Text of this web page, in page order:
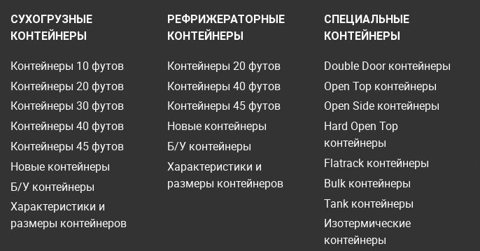
СУХОГРУЗНЫЕ
КОНТЕЙНЕРЫ
Контейнеры 10 футов
Контейнеры 20 футов
Контейнеры 30 футов
Контейнеры 40 футов
Контейнеры 45 футов
Новые контейнеры
Б/У контейнеры
Характеристики и
размеры контейнеров
РЕФРИЖЕРАТОРНЫЕ
КОНТЕЙНЕРЫ
Контейнеры 20 футов
Контейнеры 40 футов
Контейнеры 45 футов
Новые контейнеры
Б/У контейнеры
Характеристики и
размеры контейнеров
СПЕЦИАЛЬНЫЕ
КОНТЕЙНЕРЫ
Double Door контейнеры
Open Top контейнеры
Open Side контейнеры
Hard Open Top
контейнеры
Flatrack контейнеры
Bulk контейнеры
Tank контейнеры
Изотермические
контейнеры